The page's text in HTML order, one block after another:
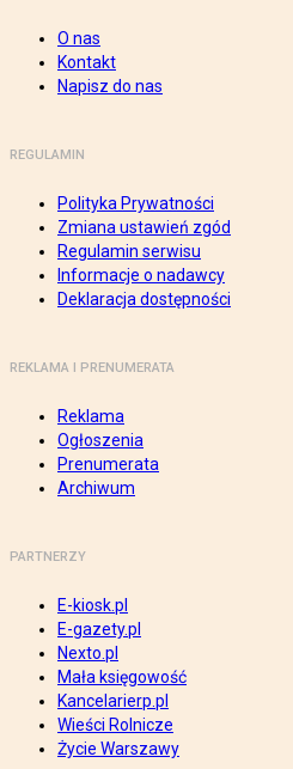
O nas
Kontakt
Napisz do nas
REGULAMIN
Polityka Prywatności
Zmiana ustawień zgód
Regulamin serwisu
Informacje o nadawcy
Deklaracja dostępności
REKLAMA I PRENUMERATA
Reklama
Ogłoszenia
Prenumerata
Archiwum
PARTNERZY
E-kiosk.pl
E-gazety.pl
Nexto.pl
Mała księgowość
Kancelarierp.pl
Wieści Rolnicze
Życie Warszawy